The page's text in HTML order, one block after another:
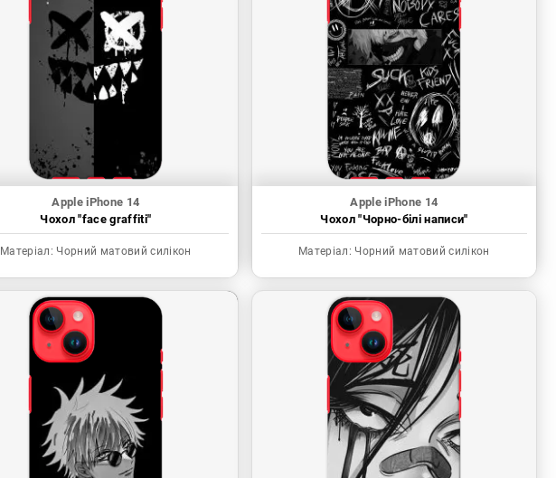
Apple iPhone 14
Чохол "face graffiti"
Матеріал: Чорний матовий силікон
Apple iPhone 14
Чохол "Чорно-білі написи"
Матеріал: Чорний матовий силікон